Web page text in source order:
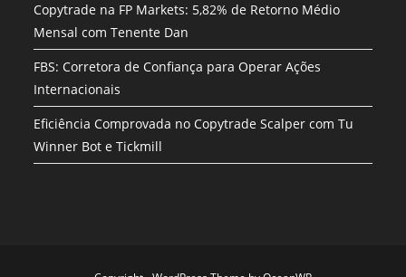
Copytrade na FP Markets: 5,82% de Retorno Médio
Mensal com Tenente Dan
FBS: Corretora de Confiança para Operar Ações
Internacionais
Eficiência Comprovada no Copytrade Scalper com Tu
Winner Bot e Tickmill